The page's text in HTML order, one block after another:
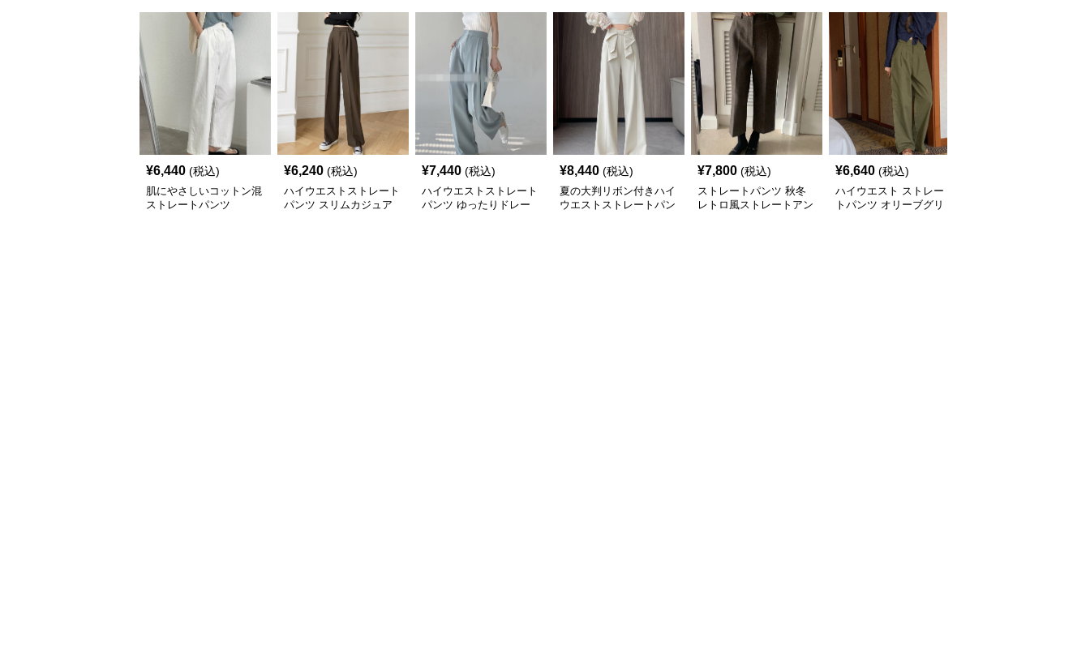
¥6,440 (税込)
肌にやさしいコットン混
ストレートパンツ
¥6,240 (税込)
ハイウエストストレート
パンツ スリムカジュア
¥7,440 (税込)
ハイウエストストレート
パンツ ゆったりドレー
¥8,440 (税込)
夏の大判リボン付きハイ
ウエストストレートパン
¥7,800 (税込)
ストレートパンツ 秋冬
レトロ風ストレートアン
¥6,640 (税込)
ハイウエスト ストレー
トパンツ オリーブグリ